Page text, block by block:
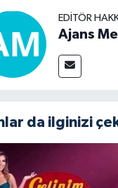
EDITÖR
Ajans
da ilginizi